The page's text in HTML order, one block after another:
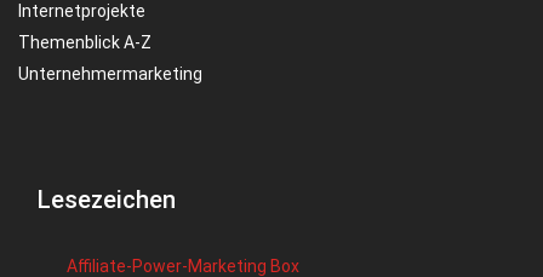
Internetprojekte
Themenblick A-Z
Unternehmermarketing
Lesezeichen
Affiliate-Power-Marketing Box